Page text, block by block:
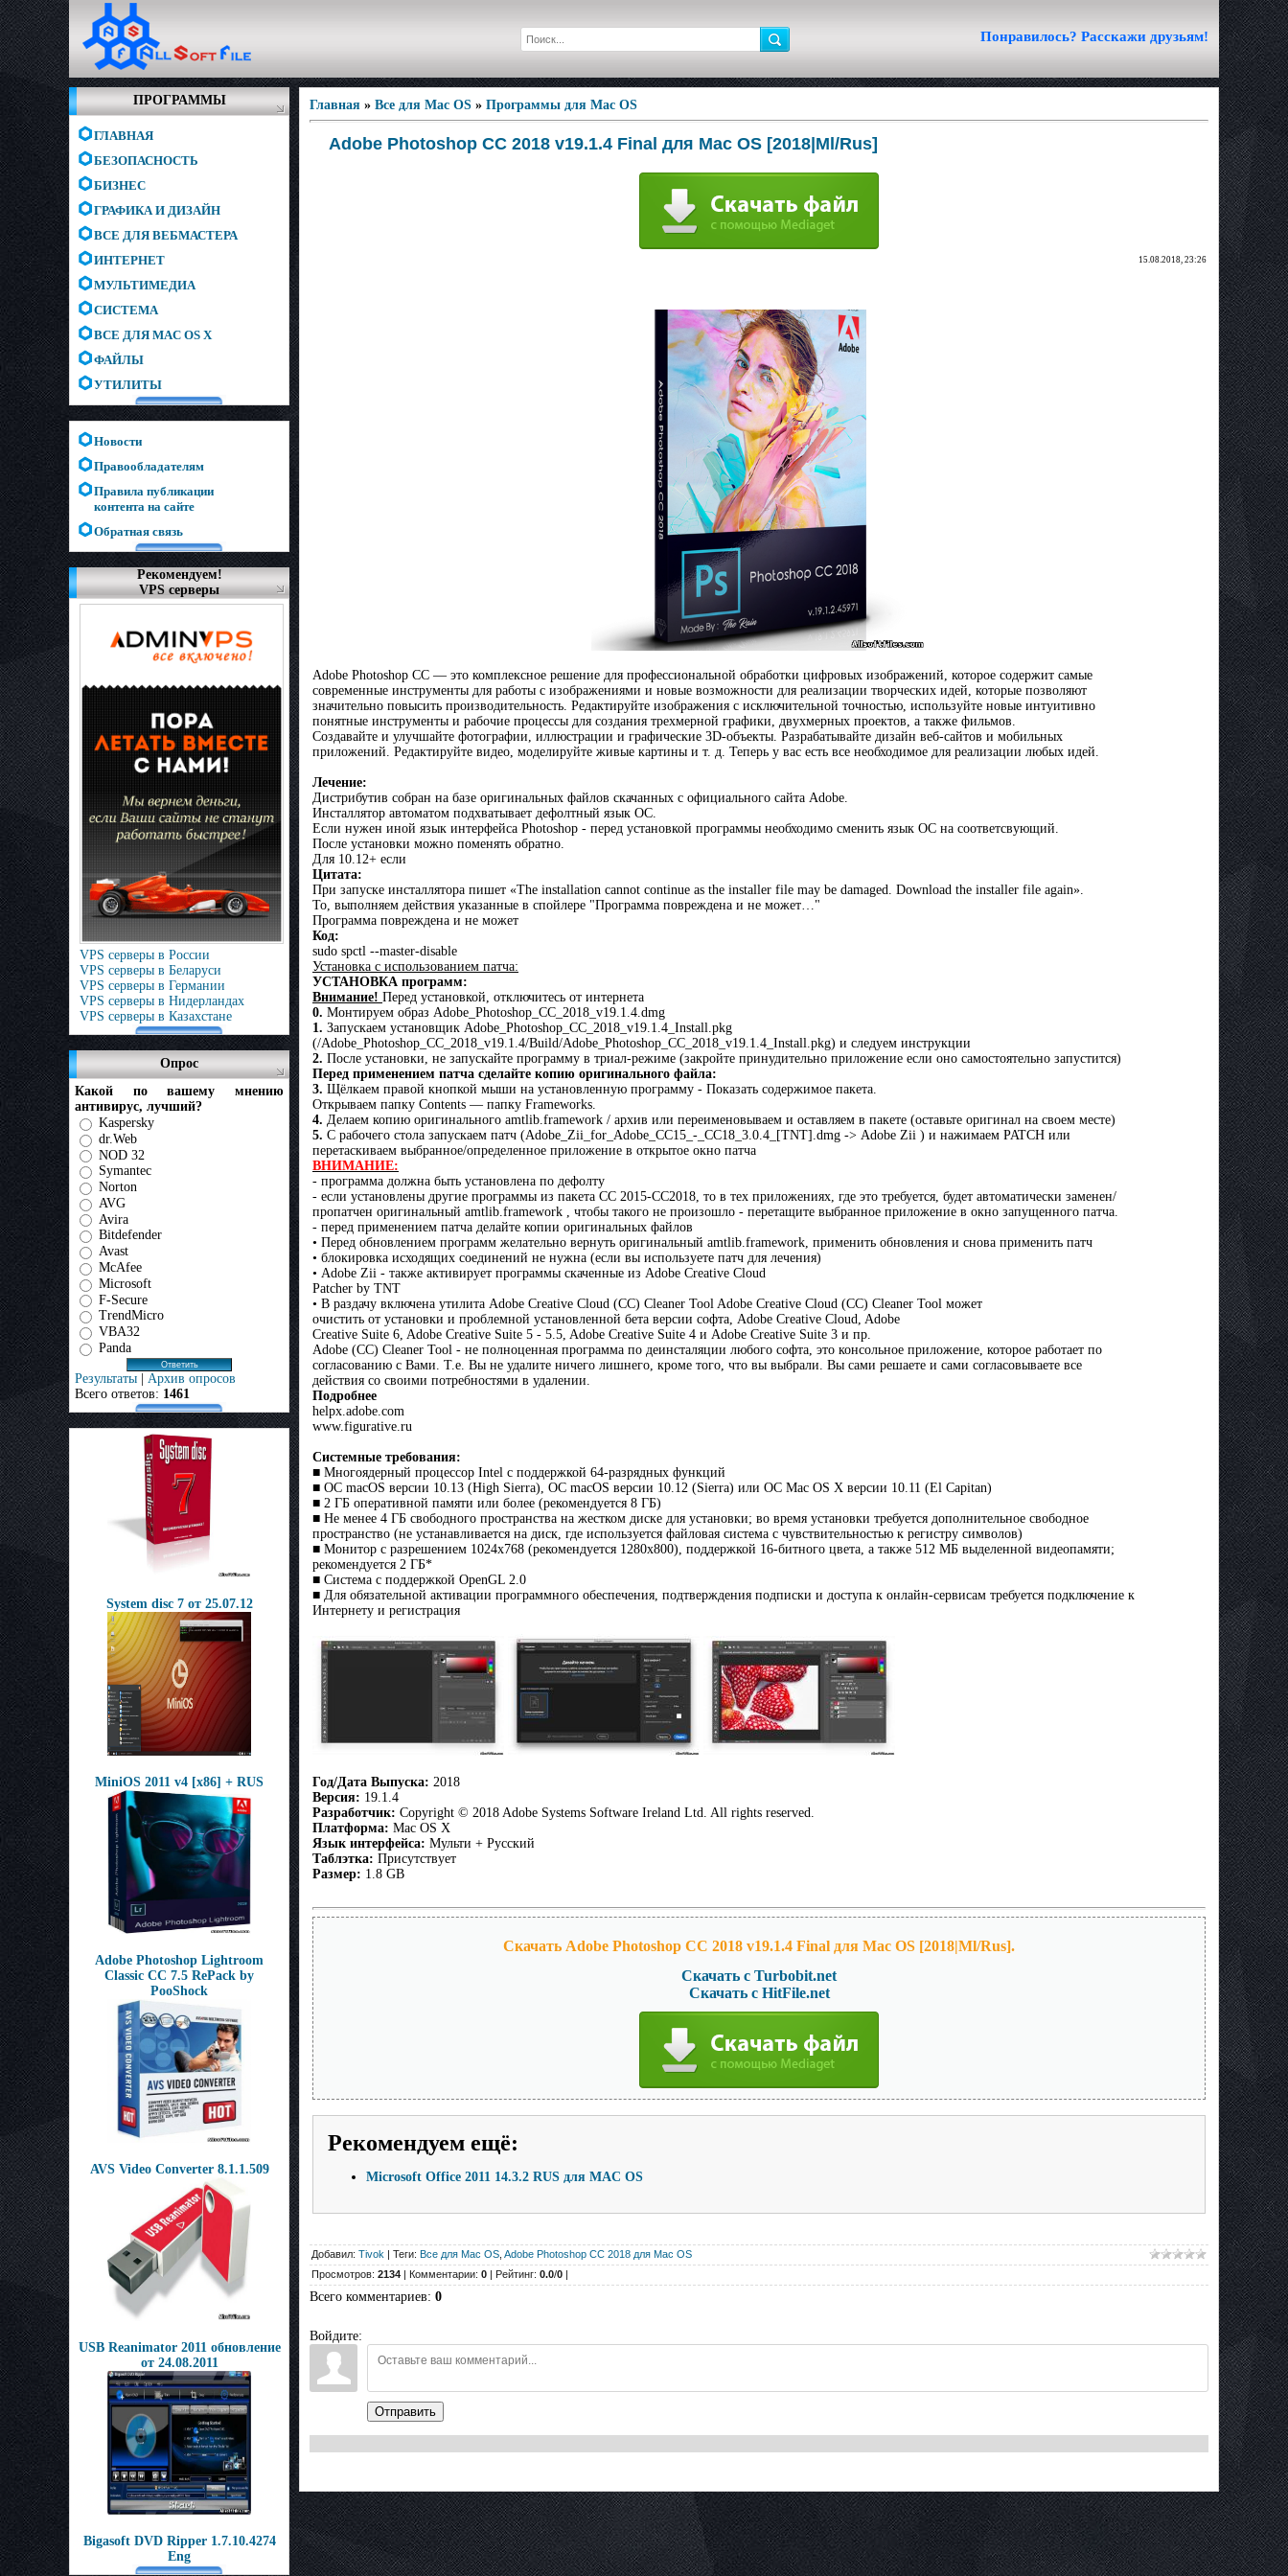
Понравилось? Расскажи друзьям!
ПРОГРАММЫ
ГЛАВНАЯ
БЕЗОПАСНОСТЬ
БИЗНЕС
ГРАФИКА И ДИЗАЙН
ВСЕ ДЛЯ ВЕБМАСТЕРА
ИНТЕРНЕТ
МУЛЬТИМЕДИА
СИСТЕМА
ВСЕ ДЛЯ MAC OS X
ФАЙЛЫ
УТИЛИТЫ
Новости
Правообладателям
Правила публикации
контента на сайте
Обратная связь
Рекомендуем!
VPS серверы
VPS серверы в России
VPS серверы в Беларуси
VPS серверы в Германии
VPS серверы в Нидерландах
VPS серверы в Казахстане
Опрос
Какой по вашему мнению
антивирус, лучший?
Kaspersky
dr.Web
NOD 32
Symantec
Norton
AVG
Avira
Bitdefender
Avast
McAfee
Microsoft
F-Secure
TrendMicro
VBA32
Panda
Результаты | Архив опросов
Всего ответов: 1461
System disc 7 от 25.07.12
MiniOS 2011 v4 [x86] + RUS
Adobe Photoshop Lightroom
Classic CC 7.5 RePack by
PooShock
AVS Video Converter 8.1.1.509
USB Reanimator 2011 обновление
от 24.08.2011
Bigasoft DVD Ripper 1.7.10.4274
Eng
Главная » Все для Mac OS » Программы для Mac OS
Adobe Photoshop CC 2018 v19.1.4 Final для Mac OS [2018|Ml/Rus]
15.08.2018, 23:26
Adobe Photoshop CC — это комплексное решение для профессиональной обработки цифровых изображений, которое содержит самые
современные инструменты для работы с изображениями и новые возможности для реализации творческих идей, которые позволяют
значительно повысить производительность. Редактируйте изображения с исключительной точностью, используйте новые интуитивно
понятные инструменты и рабочие процессы для создания трехмерной графики, двухмерных проектов, а также фильмов.
Создавайте и улучшайте фотографии, иллюстрации и графические 3D-объекты. Разрабатывайте дизайн веб-сайтов и мобильных
приложений. Редактируйте видео, моделируйте живые картины и т. д. Теперь у вас есть все необходимое для реализации любых идей.
Лечение:
Дистрибутив собран на базе оригинальных файлов скачанных с официального сайта Adobe.
Инсталлятор автоматом подхватывает дефолтный язык ОС.
Если нужен иной язык интерфейса Photoshop - перед установкой программы необходимо сменить язык ОС на соответсвующий.
После установки можно поменять обратно.
Для 10.12+ если
Цитата:
При запуске инсталлятора пишет «The installation cannot continue as the installer file may be damaged. Download the installer file again».
То, выполняем действия указанные в спойлере "Программа повреждена и не может…"
Программа повреждена и не может
Код:
sudo spctl --master-disable
Установка с использованием патча:
УСТАНОВКА программ:
Внимание! Перед установкой, отключитесь от интернета
0. Монтируем образ Adobe_Photoshop_CC_2018_v19.1.4.dmg
1. Запускаем установщик Adobe_Photoshop_CC_2018_v19.1.4_Install.pkg
(/Adobe_Photoshop_CC_2018_v19.1.4/Build/Adobe_Photoshop_CC_2018_v19.1.4_Install.pkg) и следуем инструкции
2. После установки, не запускайте программу в триал-режиме (закройте принудительно приложение если оно самостоятельно запустится)
Перед применением патча сделайте копию оригинального файла:
3. Щёлкаем правой кнопкой мыши на установленную программу - Показать содержимое пакета.
Открываем папку Contents — папку Frameworks.
4. Делаем копию оригинального amtlib.framework / архив или переименовываем и оставляем в пакете (оставьте оригинал на своем месте)
5. С рабочего стола запускаем патч (Adobe_Zii_for_Adobe_CC15_-_CC18_3.0.4_[TNT].dmg -> Adobe Zii ) и нажимаем PATCH или
перетаскиваем выбранное/определенное приложение в открытое окно патча
ВНИМАНИЕ:
- программа должна быть установлена по дефолту
- если установлены другие программы из пакета СС 2015-СС2018, то в тех приложениях, где это требуется, будет автоматически заменен/
пропатчен оригинальный amtlib.framework , чтобы такого не произошло - перетащите выбранное приложение в окно запущенного патча.
- перед применением патча делайте копии оригинальных файлов
• Перед обновлением программ желательно вернуть оригинальный amtlib.framework, применить обновления и снова применить патч
• блокировка исходящих соединений не нужна (если вы используете патч для лечения)
• Adobe Zii - также активирует программы скаченные из Adobe Creative Cloud
Patcher by TNT
• В раздачу включена утилита Adobe Creative Cloud (CC) Cleaner Tool Adobe Creative Cloud (CC) Cleaner Tool может
очистить от установки и проблемной установленной бета версии софта, Adobe Creative Cloud, Adobe
Creative Suite 6, Adobe Creative Suite 5 - 5.5, Adobe Creative Suite 4 и Adobe Creative Suite 3 и пр.
Adobe (CC) Cleaner Tool - не полноценная программа по деинсталяции любого софта, это консольное приложение, которое работает по
согласованию с Вами. Т.е. Вы не удалите ничего лишнего, кроме того, что вы выбрали. Вы сами решаете и сами согласовываете все
действия со своими потребностями в удалении.
Подробнее
helpx.adobe.com
www.figurative.ru
Системные требования:
■ Многоядерный процессор Intel с поддержкой 64-разрядных функций
■ ОС macOS версии 10.13 (High Sierra), ОС macOS версии 10.12 (Sierra) или ОС Mac OS X версии 10.11 (El Capitan)
■ 2 ГБ оперативной памяти или более (рекомендуется 8 ГБ)
■ Не менее 4 ГБ свободного пространства на жестком диске для установки; во время установки требуется дополнительное свободное
пространство (не устанавливается на диск, где используется файловая система с чувствительностью к регистру символов)
■ Монитор с разрешением 1024x768 (рекомендуется 1280x800), поддержкой 16-битного цвета, а также 512 МБ выделенной видеопамяти;
рекомендуется 2 ГБ*
■ Система с поддержкой OpenGL 2.0
■ Для обязательной активации программного обеспечения, подтверждения подписки и доступа к онлайн-сервисам требуется подключение к
Интернету и регистрация
Год/Дата Выпуска: 2018
Версия: 19.1.4
Разработчик: Copyright © 2018 Adobe Systems Software Ireland Ltd. All rights reserved.
Платформа: Mac OS X
Язык интерфейса: Мульти + Русский
Таблэтка: Присутствует
Размер: 1.8 GB
Скачать Adobe Photoshop CC 2018 v19.1.4 Final для Mac OS [2018|Ml/Rus].
Скачать с Turbobit.net
Скачать с HitFile.net
Рекомендуем ещё:
Microsoft Office 2011 14.3.2 RUS для MAC OS
Добавил: Tivok | Теги: Все для Mac OS Adobe Photoshop CC 2018 для Mac OS
Просмотров: 2134 | Комментарии: 0 | Рейтинг: 0.0/0 |
Всего комментариев: 0
Войдите:
Отправить